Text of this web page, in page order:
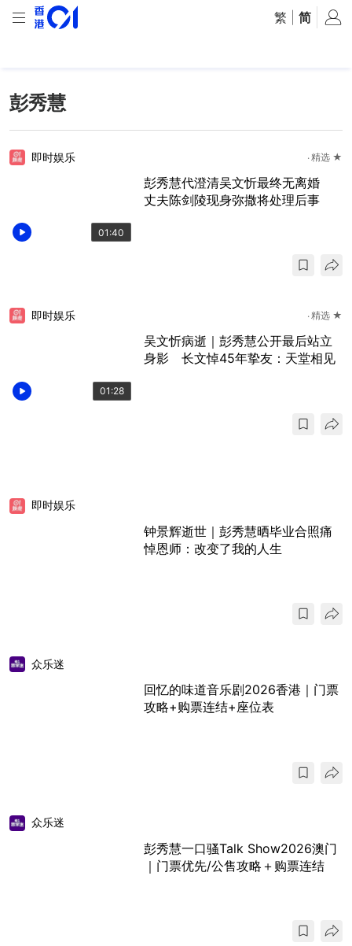
繁 简
彭秀慧
01:40
即时娱乐 精选 ★
彭秀慧代澄清吴文忻最终无离婚
丈夫陈剑陵现身弥撒将处理后事
01:28
即时娱乐 精选 ★
吴文忻病逝｜彭秀慧公开最后站立
身影 长文悼45年挚友：天堂相见
即时娱乐
钟景辉逝世｜彭秀慧晒毕业合照痛
悼恩师：改变了我的人生
众乐迷
回忆的味道音乐剧2026香港｜门票
攻略+购票连结+座位表
众乐迷
彭秀慧一口骚Talk Show2026澳门
｜门票优先/公售攻略＋购票连结